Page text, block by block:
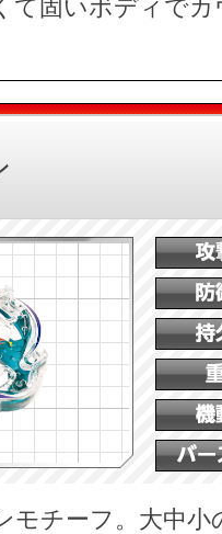
て固いボディで
モチーフ。大中